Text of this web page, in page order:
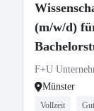
(m/w/d)
Assistant
F+U
Münster
Vollzeit